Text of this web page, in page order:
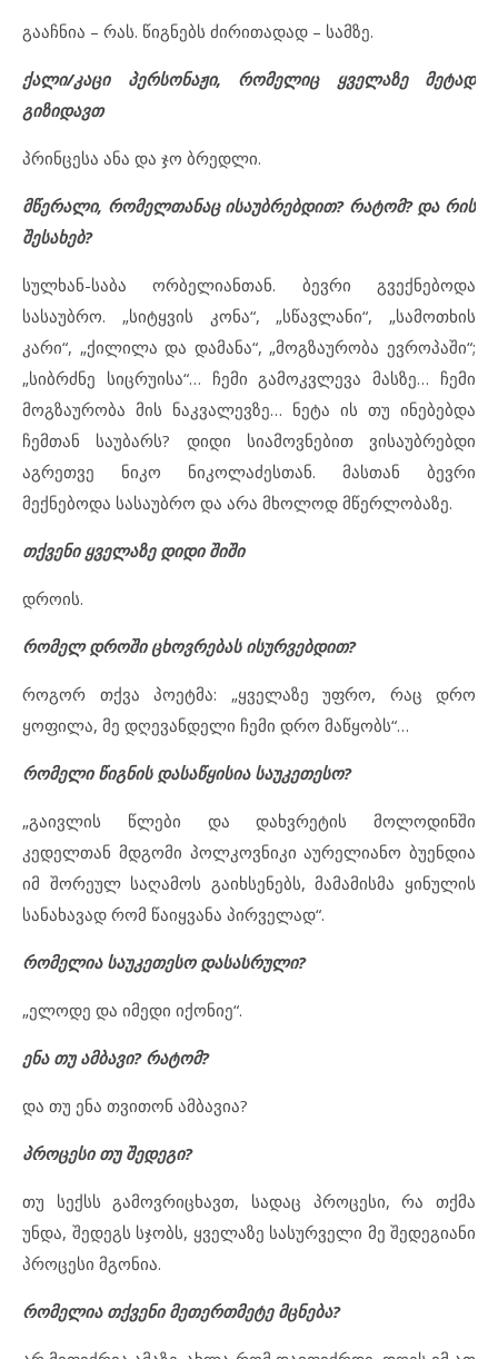
გააჩნია – რას. წიგნებს ძირითადად – სამზე.
ქალი/კაცი პერსონაჟი, რომელიც ყველაზე მეტად
გიზიდავთ
პრინცესა ანა და ჯო ბრედლი.
მწერალი, რომელთანაც ისაუბრებდით? რატომ? და რის
შესახებ?
სულხან-საბა ორბელიანთან. ბევრი გვექნებოდა
სასაუბრო. „სიტყვის კონა“, „სწავლანი“, „სამოთხის
კარი“, „ქილილა და დამანა“, „მოგზაურობა ევროპაში“;
„სიბრძნე სიცრუისა“… ჩემი გამოკვლევა მასზე… ჩემი
მოგზაურობა მის ნაკვალევზე… ნეტა ის თუ ინებებდა
ჩემთან საუბარს? დიდი სიამოვნებით ვისაუბრებდი
აგრეთვე ნიკო ნიკოლაძესთან. მასთან ბევრი
მექნებოდა სასაუბრო და არა მხოლოდ მწერლობაზე.
თქვენი ყველაზე დიდი შიში
დროის.
რომელ დროში ცხოვრებას ისურვებდით?
როგორ თქვა პოეტმა: „ყველაზე უფრო, რაც დრო
ყოფილა, მე დღევანდელი ჩემი დრო მაწყობს“…
რომელი წიგნის დასაწყისია საუკეთესო?
„გაივლის წლები და დახვრეტის მოლოდინში
კედელთან მდგომი პოლკოვნიკი აურელიანო ბუენდია
იმ შორეულ საღამოს გაიხსენებს, მამამისმა ყინულის
სანახავად რომ წაიყვანა პირველად“.
რომელია საუკეთესო დასასრული?
„ელოდე და იმედი იქონიე“.
ენა თუ ამბავი? რატომ?
და თუ ენა თვითონ ამბავია?
პროცესი თუ შედეგი?
თუ სექსს გამოვრიცხავთ, სადაც პროცესი, რა თქმა
უნდა, შედეგს სჯობს, ყველაზე სასურველი მე შედეგიანი
პროცესი მგონია.
რომელია თქვენი მეთერთმეტე მცნება?